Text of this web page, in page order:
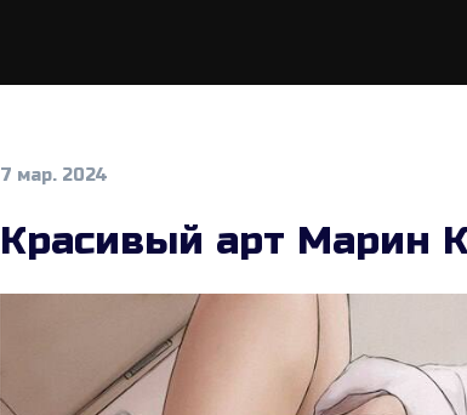
7 мар. 2024
Красивый арт Марин